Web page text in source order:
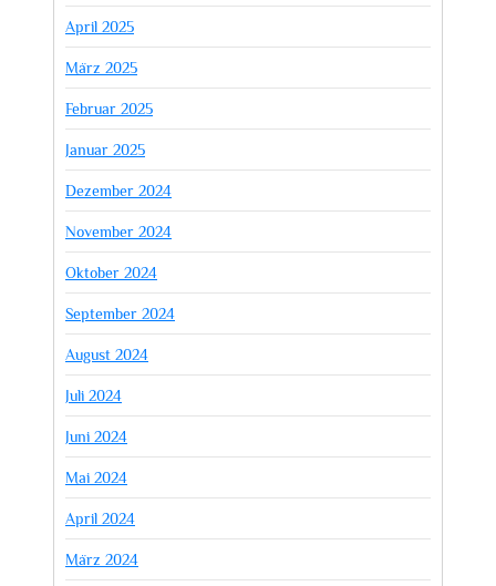
April 2025
März 2025
Februar 2025
Januar 2025
Dezember 2024
November 2024
Oktober 2024
September 2024
August 2024
Juli 2024
Juni 2024
Mai 2024
April 2024
März 2024